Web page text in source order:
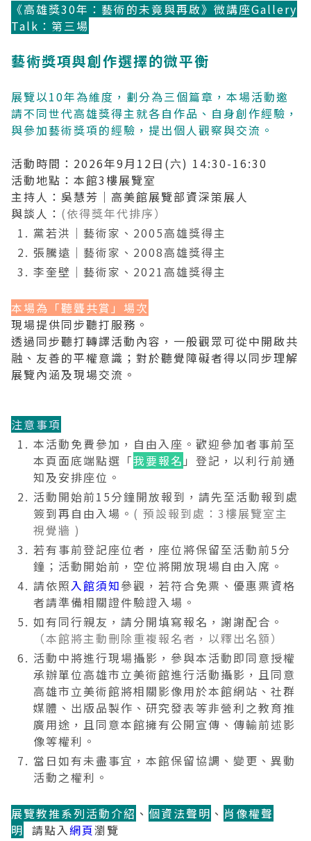
2019 奔‧月—劉國松
《高雄獎30年：藝術的未竟與再啟》微講座Gallery
Talk：第三場
藝術獎項與創作選擇的微平衡
展覽以10年為維度，劃分為三個篇章，本場活動邀
請不同世代高雄獎得主就各自作品、自身創作經驗，
與參加藝術獎項的經驗，提出個人觀察與交流。
活動時間：2026年9月12日(六) 14:30-16:30
活動地點：本館3樓展覽室
主持人：吳慧芳｜高美館展覽部資深策展人
與談人： (依得獎年代排序）
黨若洪 ｜ 藝術家、2005高雄獎得主
張騰遠 ｜ 藝術家、2008高雄獎得主
李奎壁 ｜ 藝術家、2021高雄獎得主
本場為「聽聾共賞」場次
現場提供同步聽打服務。
透過同步聽打轉譯活動內容，一般觀眾可從中開啟共
融、友善的平權意識；對於聽覺障礙者得以同步理解
展覽內涵及現場交流。
注意事項
本活動免費參加，自由入座。歡迎參加者事前至
本頁面底端點選「我要報名 」登記，以利行前通
知及安排座位。
活動開始前15分鐘開放報到，請先至活動報到處
簽到再自由入場。 ( 預設報到處：3樓展覽室主
視覺牆 )
若有事前登記座位者，座位將保留至活動前5分
鐘；活動開始前， 空位將開放現場自由入席。
請依照入館須知參觀，若符合免票、優惠票資格
者請準備相關證件驗證入場。
如有同行親友，請分開填寫報名，謝謝配合。
（本館將主動刪除重複報名者，以釋出名額）
活動中將進行現場攝影，參與本活動即同意授權
承辦單位高雄市立美術館進行活動攝影，且同意
高雄市立美術館將相關影像用於本館網站、社群
媒體、出版品製作、研究發表等非營利之教育推
廣用途，且同意本館擁有公開宣傳、傳輸前述影
像等權利。
當日如有未盡事宜，本館保留協調、變更、異動
活動之權利。
展覽教推系列活動介紹 、 個資法聲明 、 肖像權聲
明 請點入網頁瀏覽